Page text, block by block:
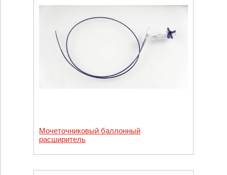
Мочеточниковый баллонный
расширитель